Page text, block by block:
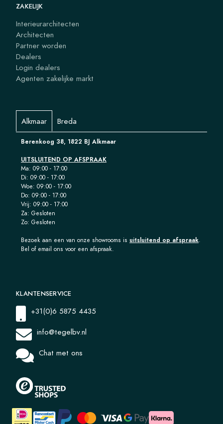
ZAKELIJK
Interieurarchitecten
Architecten
Partner worden
Dealers
Login dealers
Agenten zakelijke markt
Alkmaar Breda
Berenkoog 38, 1822 BJ Alkmaar
UITSLUITEND OP AFSPRAAK
Ma: 09:00 - 17:00
Di: 09:00 - 17:00
Woe: 09:00 - 17:00
Do: 09:00 - 17:00
Vrij: 09:00 - 17:00
Za: Gesloten
Zo: Gesloten
Bezoek aan een van onze showrooms is uitsluitend op afspraak.
Bel of email ons voor een afspraak.
KLANTENSERVICE
+31(0)6 5875 4435
info@tegelbv.nl
Chat met ons